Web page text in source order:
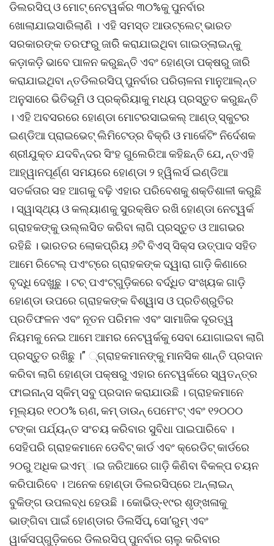
ଡିଲରସିପ୍ ଓ ମୋଟ୍ ନେଟୱର୍କର ୩୦%କୁ ପୁନର୍ବାର
ଖୋଲାଯାଇସାରିଲାଣି । ଏହି ସମସ୍ତ ଆଉଟ୍ଲେଟ୍ ଭାରତ
ସରକାରଙ୍କ ତରଫରୁ ଜାରିି କରାଯାଇଥିବା ଗାଇଡ୍ଲାଇନ୍କୁ
କଡ଼ାକଡ଼ି ଭାବେ ପାଳନ କରୁଛନ୍ତି ଏବଂ ହୋଣ୍ଡା ପକ୍ଷରୁ ଜାରି
କରାଯାଇଥିବା ନ୍ତଡିଲରସିପ୍ ପୁନର୍ବାର ପରିଚାଳନା ମାନୁଆଲ୍ନ୍ତ
ଅନୁସାରେ ଭିତିଭୂମି ଓ ପ୍ରକ୍ରିୟାକୁ ମଧ୍ୟ ପ୍ରସ୍ତୁତ କରୁଛନ୍ତି
। ଏହି ଅବସରରେ ହୋଣ୍ଡା ମୋଟରସାଇକଲ୍ ଆଣ୍ଡ୍ ସ୍କୁଟର
ଇଣ୍ଡିଆ ପ୍ରାଇଭେଟ୍ ଲିମିଟେଡ୍ର ବିକ୍ରି ଓ ମାର୍କେଟିଂ ନିର୍ଦେଶକ
ଶ୍ରୀଯୁକ୍ତ ଯଦବିନ୍ଦର ସିଂହ ଗୁଲେରିଆ କହିଛନ୍ତି ଯେ, ନ୍ତଏହି
ଆହ୍ୱାନପୂର୍ଣ୍ଣ ସମୟରେ ହୋଣ୍ଡା ୨ ହ୍ୱିଲର୍ସ ଇଣ୍ଡିଆ
ସତର୍କତାର ସହ ଆଗକୁ ବଢ଼ି ଏହାର ପରିବେଶକୁ ଶକ୍ତିଶାଳୀ କରୁଛି
। ସ୍ୱାସ୍ଥ୍ୟ ଓ କଲ୍ୟାଣକୁ ସୁରକ୍ଷିତ ରଖି ହୋଣ୍ଡା ନେଟ୍ୱର୍କ
ଗ୍ରାହକଙ୍କୁ ଉଲ୍ଲସିତ କରିବା ଲାଗି ପ୍ରସ୍ତୁତ ଓ ଆଗଭର
ରହିଛି । ଭାରତର ଲୋକପ୍ରିୟ ୬ଟି ବିଏସ୍ ସିକ୍ସ ଉତ୍ପାଦ ସହିତ
ଆମେ ରିଟେଲ୍ ପଏଂଟ୍ରେ ଗ୍ରାହକଙ୍କ ଦ୍ୱାରା ଗାଡ଼ି କିଣାରେ
ବୃଦ୍ଧି ଦେଖୁଛୁ । ଟଚ୍ ପଏଂଟ୍ଗୁଡ଼ିକରେ ବର୍ଦ୍ଧିତ ସଂଖ୍ୟକ ଗାଡ଼ି
ହୋଣ୍ଡା ଉପରେ ଗ୍ରାହକଙ୍କ ବିଶ୍ୱାସ ଓ ପ୍ରତିଶ୍ରୁତିର
ପ୍ରତିଫଳନ ଏବଂ ନୂତନ ପରିମଳ ଏବଂ ସାମାଜିକ ଦୂରତ୍ୱ
ନିୟମକୁ ନେଇ ଆମେ ଆମର ନେଟୱର୍କକୁ ସେବା ଯୋଗାଇବା ଲାଗି
ପ୍ରସ୍ତୁତ ରଖିଛୁ ।” ୍ଗ୍ରାହକମାନଙ୍କୁ ମାନସିକ ଶାନ୍ତି ପ୍ରଦାନ
କରିବା ଲାଗି ହୋଣ୍ଡା ପକ୍ଷରୁ ଏହାର ନେଟୱର୍କରେ ସ୍ୱତନ୍ତ୍ର
ଫାଇନାନ୍ସ ସ୍କିମ୍ ସବୁ ପ୍ରଦାନ କରାଯାଉଛି । ଗ୍ରାହକମାନେ
ମୂଲ୍ୟର ୧୦୦% ଋଣ, କମ୍ ଡାଉନ୍ ପେମେଂଟ୍ ଏବଂ ୧୨୦୦୦
ଟଙ୍କା ପର୍ଯ୍ୟନ୍ତ ସଂଚୟ କରିବାର ସୁବିଧା ପାଇପାରିବେ ।
ସେହିପରି ଗ୍ରାହକମାନେ ଡେବିଟ୍ କାର୍ଡ ଏବଂ କ୍ରେଡିଟ୍ କାର୍ଡରେ
୨୦ରୁ ଅଧିକ ଇଏମ୍ାଇ ଜରିଆରେ ଗାଡ଼ି କିଣିବା ବିକଳ୍ପ ଚୟନ
କରିପାରିବେ । ଅନେକ ହୋଣ୍ଡା ଡିଲରସିପ୍ରେ ଅନ୍ଲାଇନ୍
ବୁକିଙ୍ଗ ଉପଲବ୍ଧ ହେଉଛି । କୋଭିଡ୍-୧୯ର ଶୃଙ୍ଖଳାକୁ
ଭାଙ୍ଗିବା ପାଇଁ ହୋଣ୍ଡାର ଡିଲର୍ସିପ୍, ସୋ’ରୁମ୍ ଏବଂ
ୱାର୍କସପ୍ଗୁଡ଼ିକରେ ଡିଲରସିପ୍ ପୁନର୍ବାର ଚାଲୁ କରିବାର